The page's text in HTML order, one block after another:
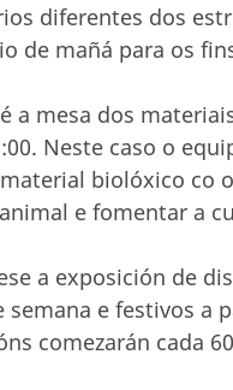
diferentes dos
de mañá para os
a mesa dos
Neste caso o
biolóxico co
e fomentar a
a exposición de
semana e festivos a
comezarán cada